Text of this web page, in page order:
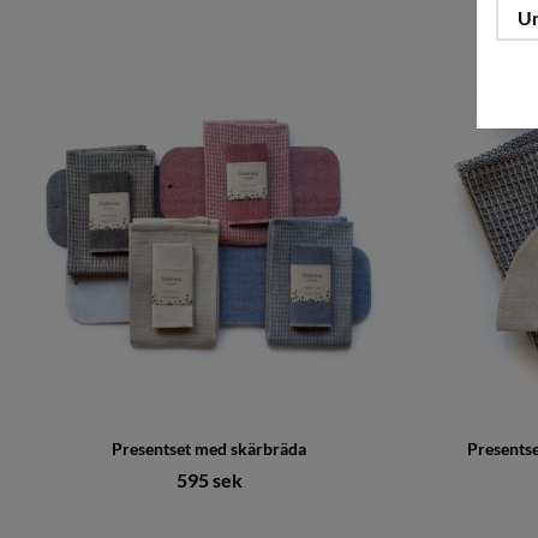
Presentset med skärbräda
595 sek